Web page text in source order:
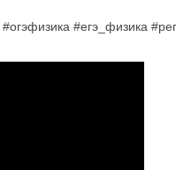
#огэфизика #егэ_физика